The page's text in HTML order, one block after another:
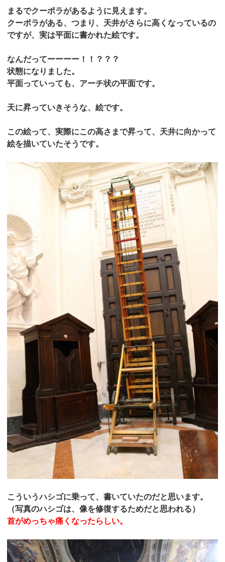
まるでクーポラがあるように見えます。
クーポラがある、つまり、天井がさらに高くなっているの
ですが、実は平面に書かれた絵です。
なんだってーーーー！！？？？
状態になりました。
平面っていっても、アーチ状の平面です。
天に昇っていきそうな、絵です。
この絵って、実際にこの高さまで昇って、天井に向かって
絵を描いていたそうです。
こういうハシゴに乗って、書いていたのだと思います。
（写真のハシゴは、像を修復するためだと思われる）
首がめっちゃ痛くなったらしい。